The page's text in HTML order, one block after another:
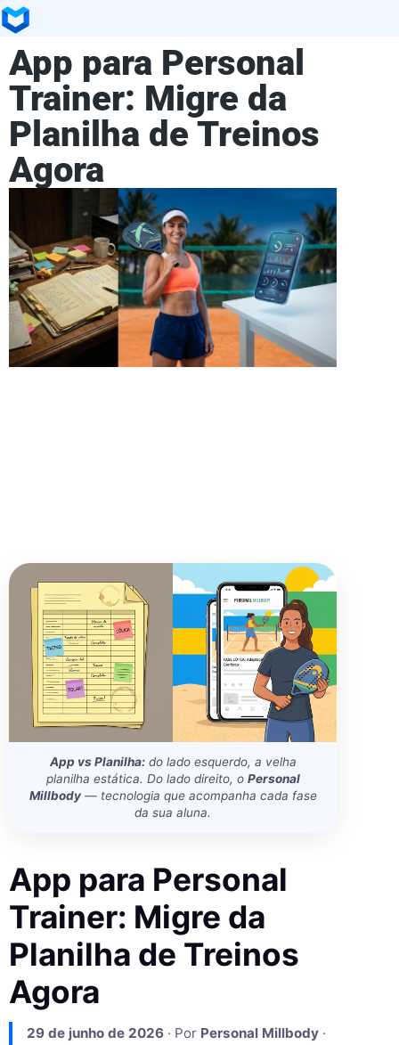
App para Personal
Trainer: Migre da
Planilha de Treinos
Agora
App vs Planilha:do lado esquerdo, a velha
planilha estática. Do lado direito, o Personal
Millbody— tecnologia que acompanha cada fase
da sua aluna.
App para Personal
Trainer: Migre da
Planilha de Treinos
Agora
29 de junho de 2026 · Por Personal Millbody ·